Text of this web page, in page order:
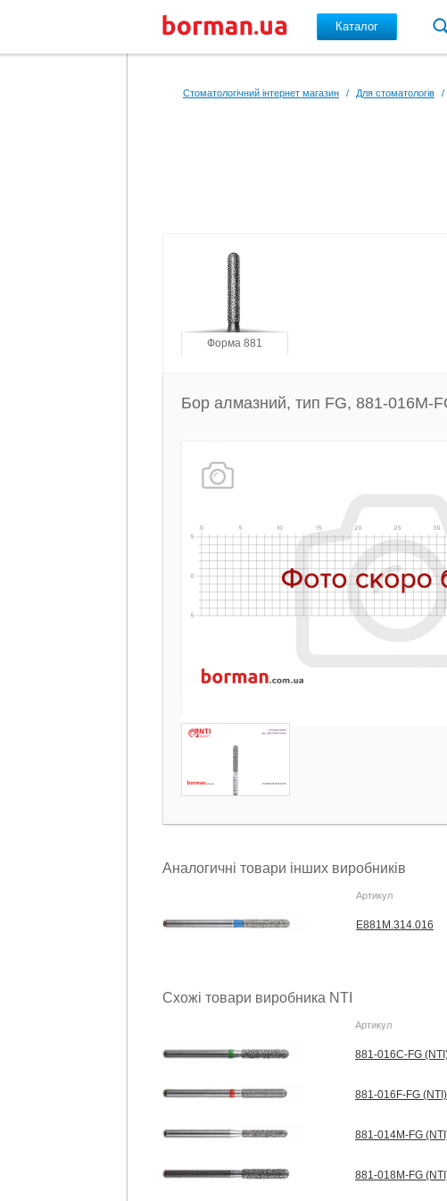
Каталог
Стоматологічний інтернет магазин / Для стоматологів /
Форма 881
Бор алмазний, тип FG, 881-016M-
Аналогичні товари інших виробників
Артикул
E881M.314.016
Схожі товари виробника NTI
Артикул
881-016C-FG
881-016F-FG (NTI)
881-014M-FG
881-018M-FG